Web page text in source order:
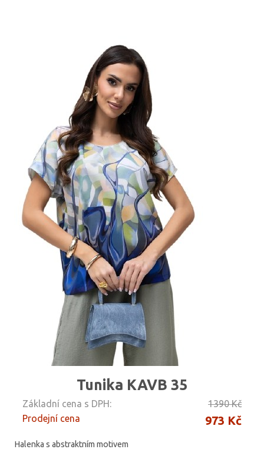
Tunika KAVB 35
Základní cena s DPH:
1390 Kč
Prodejní cena
973 Kč
Halenka s abstraktním motivem